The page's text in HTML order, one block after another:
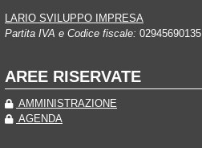
LARIO SVILUPPO IMPRESA
Partita IVA e Codice fiscale: 02945690135
AREE RISERVATE
AMMINISTRAZIONE
AGENDA